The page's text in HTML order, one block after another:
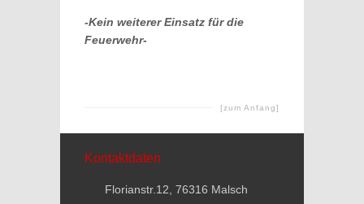
-Kein weiterer Einsatz für die
Feuerwehr-
[zum Anfang]
Kontaktdaten
Florianstr.12, 76316 Malsch